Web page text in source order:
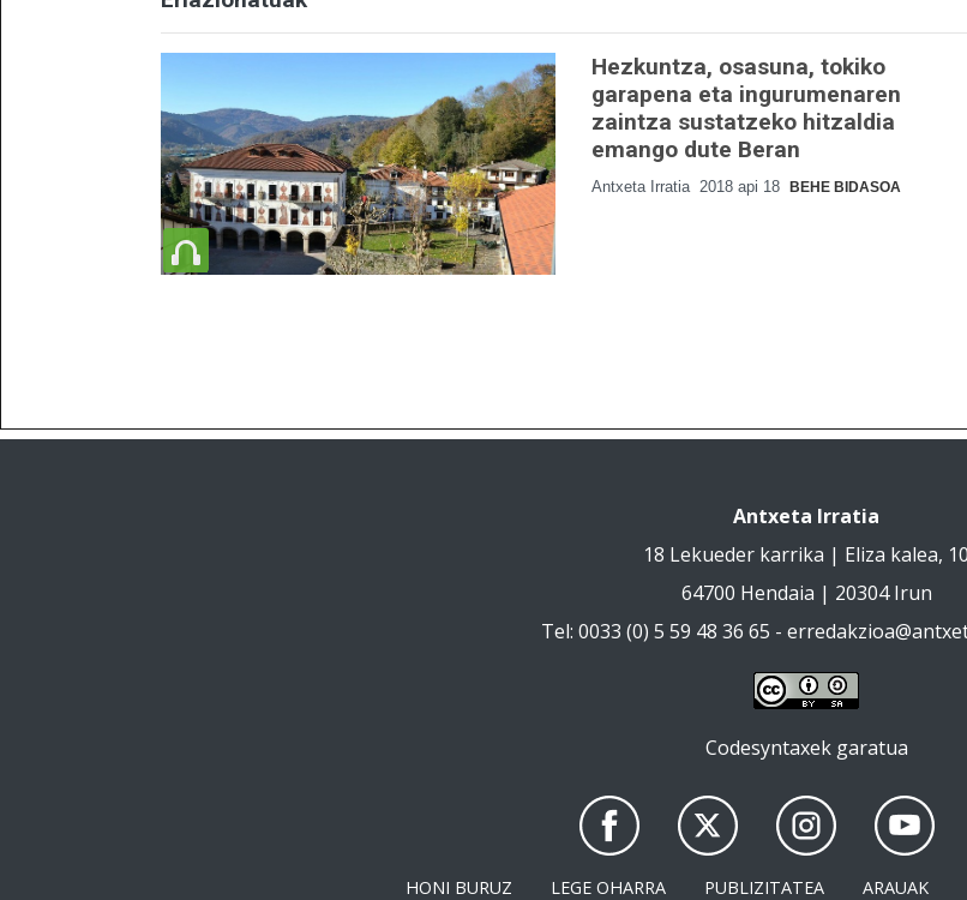
Hezkuntza, osasuna, tokiko
garapena eta ingurumenaren
zaintza sustatzeko hitzaldia
emango dute Beran
Antxeta Irratia 2018 api 18 BEHE BIDASOA
Antxeta Irratia
18 Lekueder karrika | Eliza kalea, 10
64700 Hendaia | 20304 Irun
Tel: 0033 (0) 5 59 48 36 65 -
Codesyntaxek garatua
HONI BURUZ LEGE OHARRA PUBLIZITATEA ARAUAK